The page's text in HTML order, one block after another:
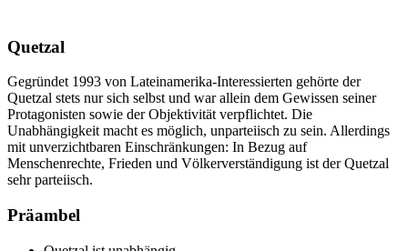
Quetzal
Gegründet 1993 von Lateinamerika-Interessierten gehörte der
Quetzal stets nur sich selbst und war allein dem Gewissen seiner
Protagonisten sowie der Objektivität verpflichtet. Die
Unabhängigkeit macht es möglich, unparteiisch zu sein. Allerdings
mit unverzichtbaren Einschränkungen: In Bezug auf
Menschenrechte, Frieden und Völkerverständigung ist der Quetzal
sehr parteiisch.
Präambel